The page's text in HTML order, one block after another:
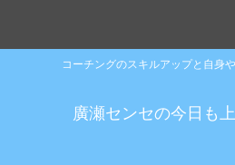
コーチングのスキルアップと自身
廣瀬センセの今日も